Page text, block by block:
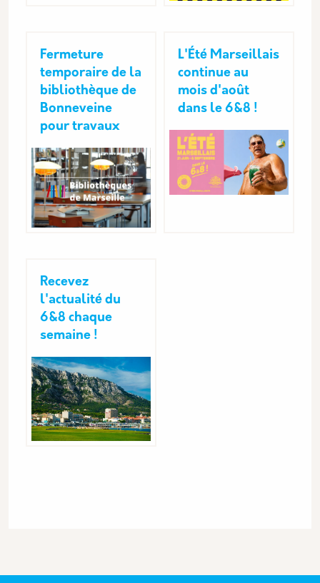
Fermeture
temporaire de la
bibliothèque de
Bonneveine
pour travaux
L'Été Marseillais
continue au
mois d'août
dans le 6&8 !
Recevez
l'actualité du
6&8 chaque
semaine !